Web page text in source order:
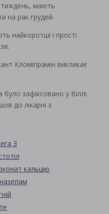
тиждень, мають
на рак грудей.
найкоротші і прості
Кломіпрамін викликає
зафіксовано у Віллі
до лікарні з
3
кальцію